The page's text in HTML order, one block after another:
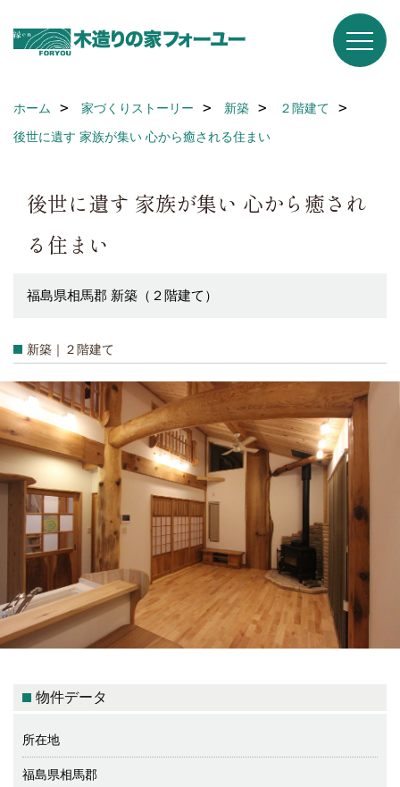
ホーム 家づくりストーリー 新築
２階建て
後世に遺す 家族が集い 心から癒される住まい
後世に遺す 家族が集い 心から癒され
る住まい
福島県相馬郡 新築（２階建て）
新築｜２階建て
物件データ
所在地
福島県相馬郡